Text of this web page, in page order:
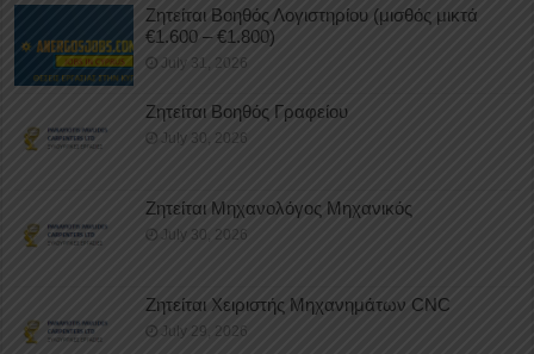
Ζητείται Βοηθός Λογιστηρίου (μισθός μικτά
€1.600 – €1.800)
July 31, 2026
Ζητείται Βοηθός Γραφείου
July 30, 2026
Ζητείται Μηχανολόγος Μηχανικός
July 30, 2026
Ζητείται Χειριστής Μηχανημάτων CNC
July 29, 2026